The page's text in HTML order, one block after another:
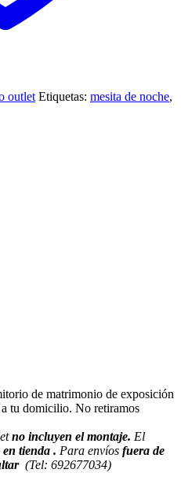
outlet Etiquetas: mesita de noche,
de matrimonio de exposición
tu domicilio. No retiramos
no incluyen el montaje. El
tienda . Para envíos fuera de
(Tel: 692677034)